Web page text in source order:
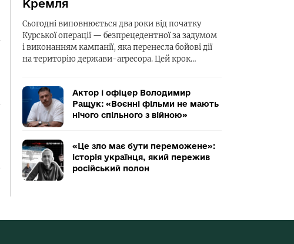
Кремля
Сьогодні виповнюється два роки від початку
Курської операції — безпрецедентної за задумом
і виконанням кампанії, яка перенесла бойові дії
на територію держави-агресора. Цей крок…
Актор і офіцер Володимир
Ращук: «Воєнні фільми не мають
нічого спільного з війною»
«Це зло має бути переможене»:
історія українця, який пережив
російський полон